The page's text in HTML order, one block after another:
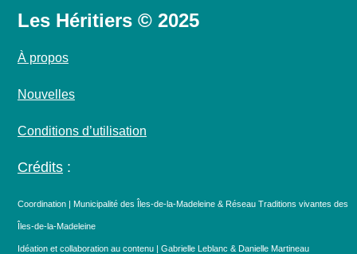
Les Héritiers © 2025
À propos
Nouvelles
Conditions d’utilisation
Crédits :
Coordination | Municipalité des Îles-de-la-Madeleine & Réseau Traditions vivantes des
Îles-de-la-Madeleine
Idéation et collaboration au contenu | Gabrielle Leblanc & Danielle Martineau